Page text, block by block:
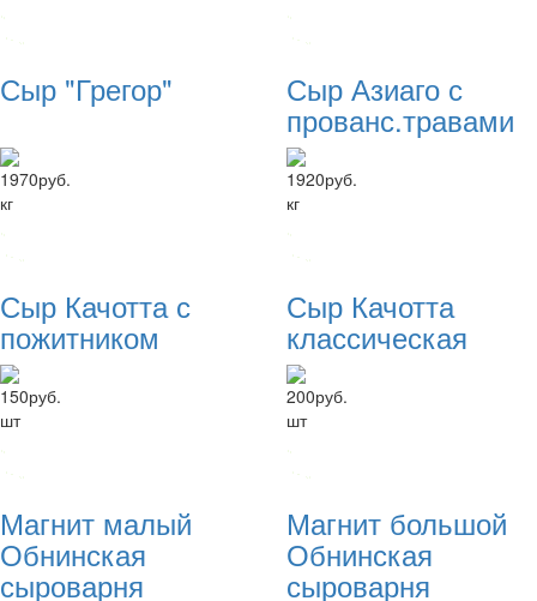
Сыр "Грегор" Сыр Азиаго с
прованс.травами
1970руб.
кг
Сыр Качотта с
пожитником
1920руб.
кг
Сыр Качотта
классическая
150руб.
шт
Магнит малый
Обнинская
сыроварня
200руб.
шт
Магнит большой
Обнинская
сыроварня